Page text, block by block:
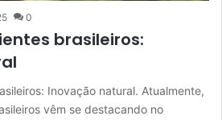
0
brasileiros:
Inovação natural. Atualmente,
vêm se destacando no